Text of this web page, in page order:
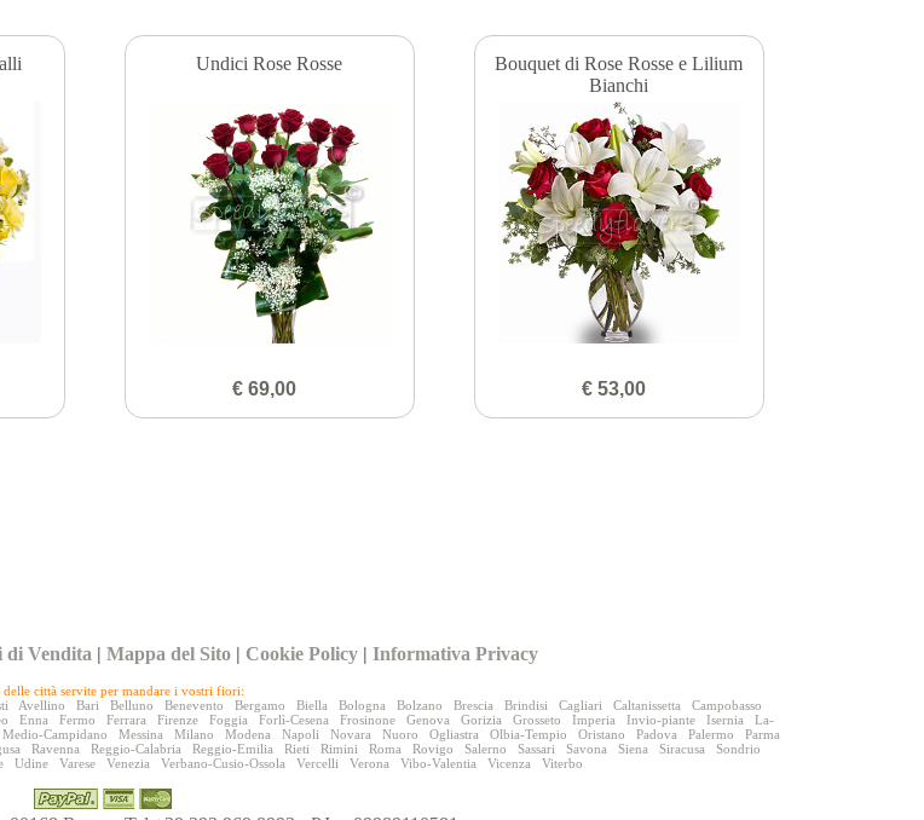
Undici Rose Rosse
€ 69,00
Bouquet di Rose Rosse e Lilium
Bianchi
€ 53,00
di Vendita |Mappa del Sito | Cookie Policy |Informativa Privacy
delle città servite per mandare i vostri fiori:
Avellino Bari Belluno Benevento Bergamo Biella Bologna Bolzano Brescia Brindisi Cagliari Caltanissetta
Campobasso
Enna Fermo Ferrara Firenze Foggia Forlì-Cesena Frosinone Genova Gorizia Grosseto Imperia Invio-piante Isernia
La-
Medio-Campidano Messina Milano Modena Napoli Novara Nuoro Ogliastra Olbia-Tempio Oristano Padova Palermo
Parma
Ravenna Reggio-Calabria Reggio-Emilia Rieti Rimini Roma Rovigo Salerno Sassari Savona Siena Siracusa
Sondrio
Udine Varese Venezia Verbano-Cusio-Ossola Vercelli Verona Vibo-Valentia Vicenza Viterbo